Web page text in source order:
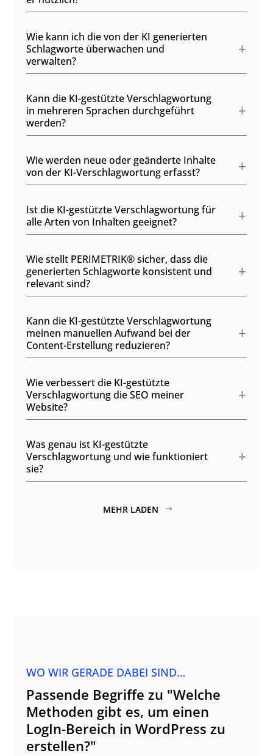
Wie kann ich die von der KI generierten
Schlagworte überwachen und
verwalten?
Kann die KI-gestützte Verschlagwortung
in mehreren Sprachen durchgeführt
werden?
Wie werden neue oder geänderte Inhalte
von der KI-Verschlagwortung erfasst?
Ist die KI-gestützte Verschlagwortung für
alle Arten von Inhalten geeignet?
Wie stellt PERIMETRIK® sicher, dass die
generierten Schlagworte konsistent und
relevant sind?
Kann die KI-gestützte Verschlagwortung
meinen manuellen Aufwand bei der
Content-Erstellung reduzieren?
Wie verbessert die KI-gestützte
Verschlagwortung die SEO meiner
Website?
Was genau ist KI-gestützte
Verschlagwortung und wie funktioniert
sie?
MEHR LADEN
WO WIR GERADE DABEI SIND…
Passende Begriffe zu "Welche
Methoden gibt es, um einen
LogIn-Bereich in WordPress zu
erstellen?"